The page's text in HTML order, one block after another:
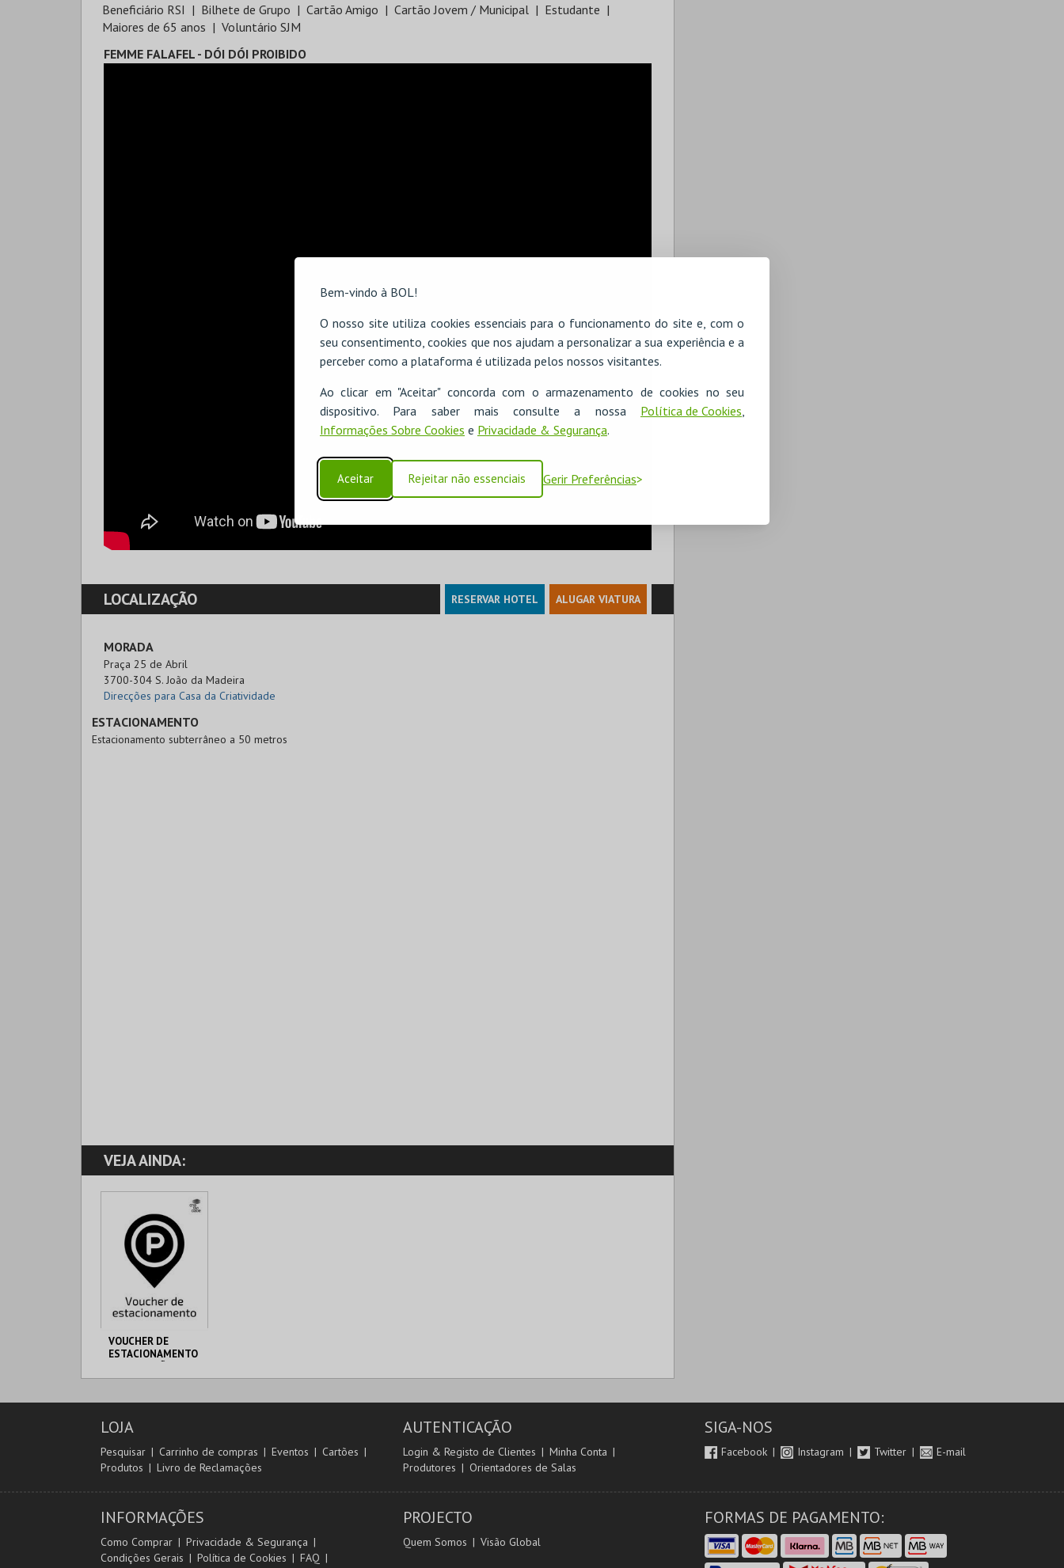
Bem-vindo à BOL!
O nosso site utiliza cookies essenciais para o funcionamento do site e, com o
seu consentimento, cookies que nos ajudam a personalizar a sua experiência e a
perceber como a plataforma é utilizada pelos nossos visitantes.
Ao clicar em "Aceitar" concorda com o armazenamento de cookies no seu
dispositivo. Para saber mais consulte a nossa Política de Cookies
Informações Sobre Cookies e Privacidade & Segurança.
Aceitar Rejeitar não essenciais Gerir Preferências
Beneficiário RSI
Bilhete de Grupo Cartão Amigo Cartão Jovem / Municipal
Estudante
Maiores de 65 anos
Voluntário SJM
FEMME FALAFEL - DÓI DÓI PROIBIDO
LOCALIZAÇÃO RESERVAR HOTEL ALUGAR VIATURA
MORADA
Praça 25 de Abril
3700-304 S. João da Madeira
Direcções para Casa da Criatividade
ESTACIONAMENTO
Estacionamento subterrâneo a 50 metros
VEJA AINDA:
VOUCHER DE
ESTACIONAMENTO
DEUS
C. M. S. JOÃO DA
COMPRAR
LOJA
Pesquisar Carrinho de compras Eventos
Cartões
Produtos
Livro de Reclamações
AUTENTICAÇÃO
Login & Registo de Clientes
Minha Conta
Produtores
Orientadores de Salas
SIGA-NOS
Facebook Instagram Twitter E-mail
INFORMAÇÕES
Como Comprar
Privacidade & Segurança
Condições Gerais
Política de Cookies
FAQ
PROJECTO
Quem Somos Visão Global
FORMAS DE PAGAMENTO: